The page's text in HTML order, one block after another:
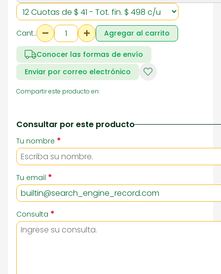
Cant.: Agregar al carrito
Conocer las formas de envío
Enviar por correo electrónico
Compartir este producto en:
Consultar por este producto
Tu nombre *
Tu email *
Consulta *